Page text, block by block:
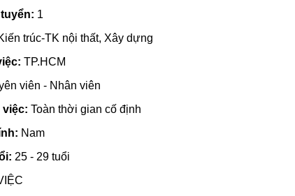
1
trúc-TK nội thất, Xây dựng
TP.HCM
viên - Nhân viên
việc: Toàn thời gian cố định
Nam
25 - 29 tuổi